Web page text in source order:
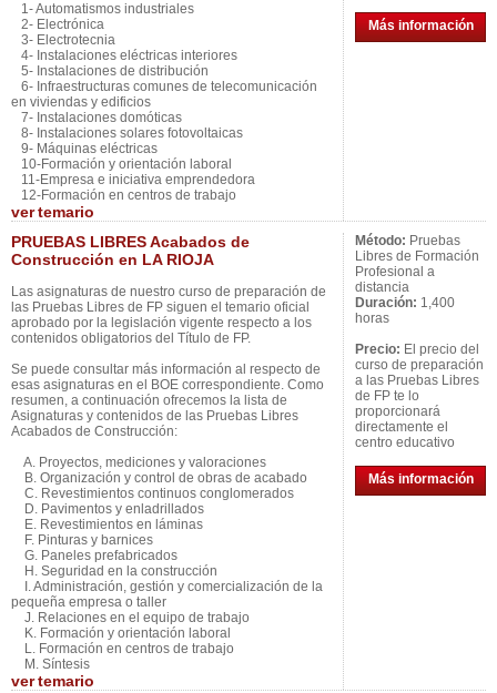
1- Automatismos industriales
2- Electrónica
3- Electrotecnia
4- Instalaciones eléctricas interiores
5- Instalaciones de distribución
6- Infraestructuras comunes de telecomunicación
en viviendas y edificios
7- Instalaciones domóticas
8- Instalaciones solares fotovoltaicas
9- Máquinas eléctricas
10-Formación y orientación laboral
11-Empresa e iniciativa emprendedora
12-Formación en centros de trabajo
vertemario
Más información
PRUEBAS LIBRES Acabados de
Construcción en LA RIOJA
Las asignaturas de nuestro curso de preparación de
las Pruebas Libres de FP siguen el temario oficial
aprobado por la legislación vigente respecto a los
contenidos obligatorios del Título de FP.
Se puede consultar más información al respecto de
esas asignaturas en el BOE correspondiente. Como
resumen, a continuación ofrecemos la lista de
Asignaturas y contenidos de las Pruebas Libres
Acabados de Construcción:
A. Proyectos, mediciones y valoraciones
B. Organización y control de obras de acabado
C. Revestimientos continuos conglomerados
D. Pavimentos y enladrillados
E. Revestimientos en láminas
F. Pinturas y barnices
G. Paneles prefabricados
H. Seguridad en la construcción
I. Administración, gestión y comercialización de la
pequeña empresa o taller
J. Relaciones en el equipo de trabajo
K. Formación y orientación laboral
L. Formación en centros de trabajo
M. Síntesis
vertemario
Método: Pruebas
Libres de Formación
Profesional a
distancia
Duración: 1,400
horas
Precio: El precio del
curso de preparación
a las Pruebas Libres
de FP te lo
proporcionará
directamente el
centro educativo
Más información